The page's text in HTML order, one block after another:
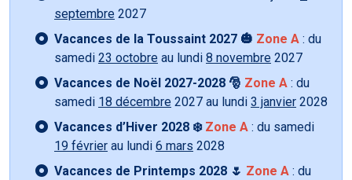
septembre 2027
Vacances de la Toussaint 2027 🎃 Zone A : du
samedi 23 octobre au lundi 8 novembre 2027
Vacances de Noël 2027-2028 🎅 Zone A : du
samedi 18 décembre 2027 au lundi 3 janvier 2028
Vacances d’Hiver 2028 ❄️ Zone A : du samedi
19 février au lundi 6 mars 2028
Vacances de Printemps 2028 🌷 Zone A : du